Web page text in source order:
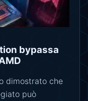
bypassa
dimostrato che
può